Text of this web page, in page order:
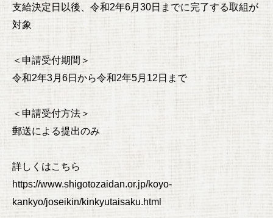
支給決定日以後、令和2年6月30日までに完了する取組が
対象
＜申請受付期間＞
令和2年3月6日から令和2年5月12日まで
＜申請受付方法＞
郵送による提出のみ
詳しくはこちら
https://www.shigotozaidan.or.jp/koyo-
kankyo/joseikin/kinkyutaisaku.html